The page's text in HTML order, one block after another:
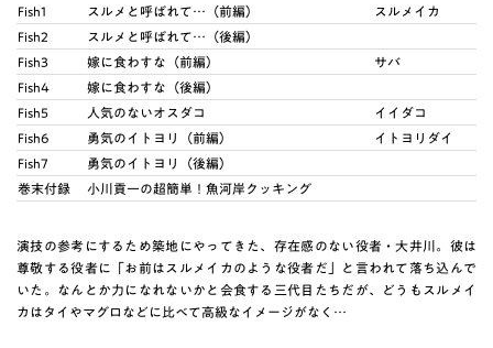
Fish1 スルメと呼ばれて…（前編）
スルメイカ
Fish2
スルメと呼ばれて…（後編）
Fish3
嫁に食わすな（前編）
サバ
Fish4
嫁に食わすな（後編）
Fish5
人気のないオスダコ
イイダコ
Fish6
勇気のイトヨリ（前編）
イトヨリダイ
Fish7
勇気のイトヨリ（後編）
巻末付録
小川貢一の超簡単！魚河岸クッキング
演技の参考にするため築地にやってきた、存在感のない役者・大井川。彼は
尊敬する役者に「お前はスルメイカのような役者だ」と言われて落ち込んで
いた。なんとか力になれないかと会食する三代目たちだが、どうもスルメイ
カはタイやマグロなどに比べて高級なイメージがなく…